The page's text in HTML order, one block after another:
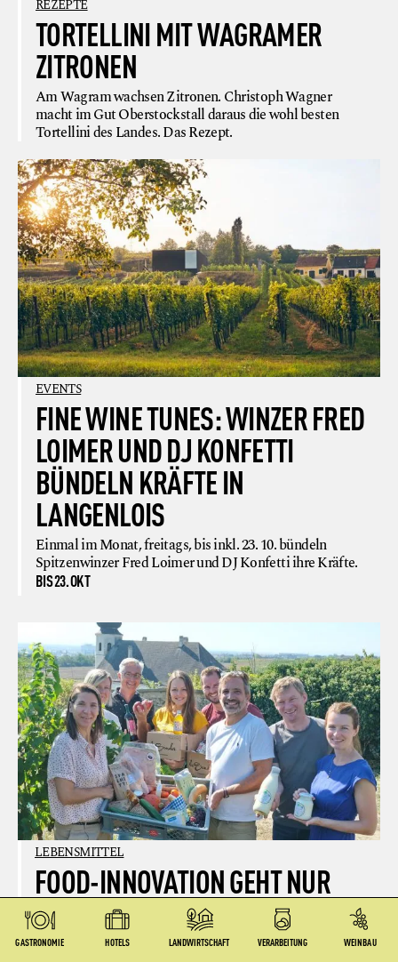
REZEPTE
TORTELLINI MIT WAGRAMER
ZITRONEN
Am Wagram wachsen Zitronen. Christoph Wagner
macht im Gut Oberstockstall daraus die wohl besten
Tortellini des Landes. Das Rezept.
EVENTS
FINE WINE TUNES: WINZER FRED
LOIMER UND DJ KONFETTI
BÜNDELN KRÄFTE IN
LANGENLOIS
Einmal im Monat, freitags, bis inkl. 23. 10. bündeln
Spitzenwinzer Fred Loimer und DJ Konfetti ihre Kräfte.
BIS 23. OKT
LEBENSMITTEL
FOOD-INNOVATION GEHT NUR
GEMEINSAM
Warum nachhaltige Ernährungssysteme Infrastruktur
GASTRONOMIE HOTELS LANDWIRTSCHAFT VERARBEITUNG WEINBAU